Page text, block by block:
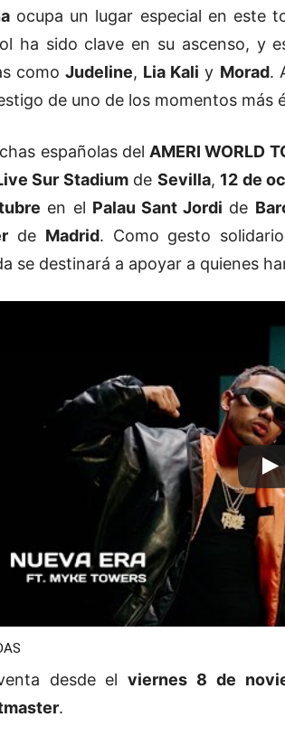
ocupa un lugar especial en este
ha sido clave en su ascenso, y
comoJudeline, Lia Kali y Morad.
de uno de los momentos más
españolas del AMERI WORLD
Sur Stadiumde Sevilla, 12 de
en el Palau Sant Jordi de
de Madrid. Como gesto
se destinará a apoyar a quienes
desde elviernes 8 de
.